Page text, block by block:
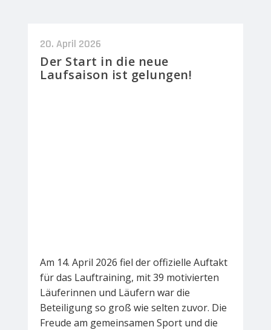
20. April 2026
Der Start in die neue
Laufsaison ist gelungen!
Am 14. April 2026 fiel der offizielle Auftakt
für das Lauftraining, mit 39 motivierten
Läuferinnen und Läufern war die
Beteiligung so groß wie selten zuvor. Die
Freude am gemeinsamen Sport und die